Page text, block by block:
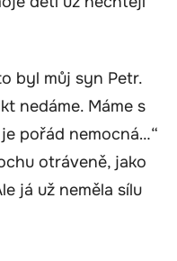
byl můj syn Petr.
nedáme. Máme s
pořád nemocná…“
otráveně, jako
já už neměla sílu